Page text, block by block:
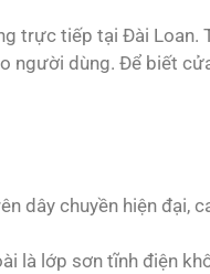
trực tiếp tại Đài Loan.
người dùng. Để biết
dây chuyền hiện đại,
là lớp sơn tĩnh điện